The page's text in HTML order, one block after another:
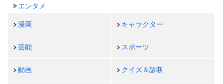
エンタメ
漫画 キャラクター
芸能 スポーツ
動画 クイズ＆診断